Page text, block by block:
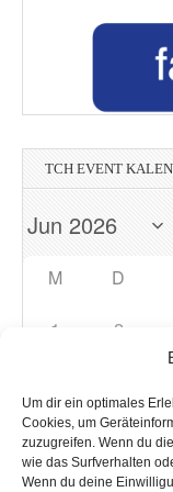
Um dir ein optimales
Cookies, um
zuzugreifen. Wenn du
wie das Surfverhalten
Wenn du deine
TCH EVENT
M D
1 2
8
15 16